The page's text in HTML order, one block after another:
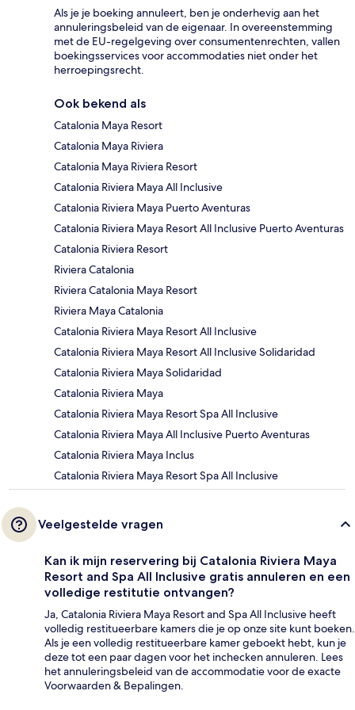
Als je je boeking annuleert, ben je onderhevig aan het
annuleringsbeleid van de eigenaar. In overeenstemming
met de EU-regelgeving over consumentenrechten, vallen
boekingsservices voor accommodaties niet onder het
herroepingsrecht.
Ook bekend als
Catalonia Maya Resort
Catalonia Maya Riviera
Catalonia Maya Riviera Resort
Catalonia Riviera Maya All Inclusive
Catalonia Riviera Maya Puerto Aventuras
Catalonia Riviera Maya Resort All Inclusive Puerto Aventuras
Catalonia Riviera Resort
Riviera Catalonia
Riviera Catalonia Maya Resort
Riviera Maya Catalonia
Catalonia Riviera Maya Resort All Inclusive
Catalonia Riviera Maya Resort All Inclusive Solidaridad
Catalonia Riviera Maya Solidaridad
Catalonia Riviera Maya
Catalonia Riviera Maya Resort Spa All Inclusive
Catalonia Riviera Maya All Inclusive Puerto Aventuras
Catalonia Riviera Maya Inclus
Catalonia Riviera Maya Resort Spa All Inclusive
Veelgestelde vragen
Kan ik mijn reservering bij Catalonia Riviera Maya
Resort and Spa All Inclusive gratis annuleren en een
volledige restitutie ontvangen?
Ja, Catalonia Riviera Maya Resort and Spa All Inclusive heeft
volledig restitueerbare kamers die je op onze site kunt boeken.
Als je een volledig restitueerbare kamer geboekt hebt, kun je
deze tot een paar dagen voor het inchecken annuleren. Lees
het annuleringsbeleid van de accommodatie voor de exacte
Voorwaarden & Bepalingen.